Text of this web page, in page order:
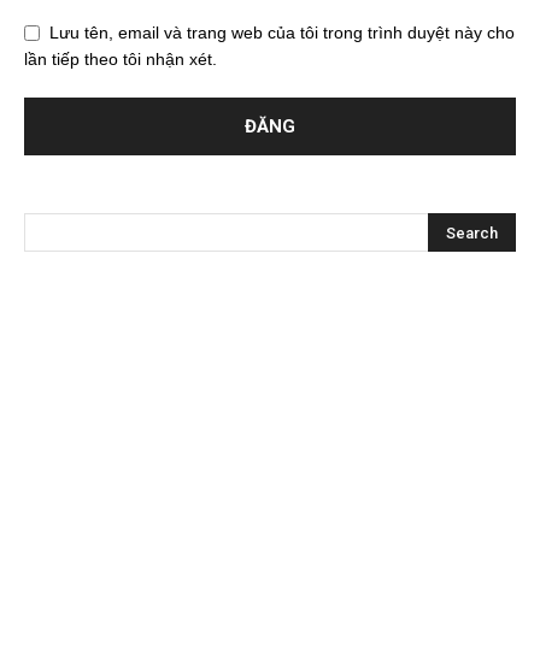
Lưu tên, email và trang web của tôi trong trình duyệt này cho
lần tiếp theo tôi nhận xét.